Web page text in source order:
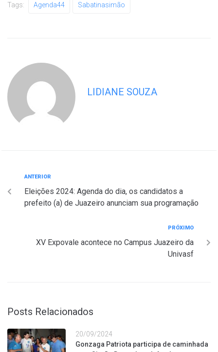
Tags: Agenda44 Sabatinasimão
LIDIANE SOUZA
ANTERIOR
Eleições 2024: Agenda do dia, os candidatos a
prefeito (a) de Juazeiro anunciam sua programação
PRÓXIMO
XV Expovale acontece no Campus Juazeiro da
Univasf
Posts Relacionados
20/09/2024
Gonzaga Patriota participa de caminhada